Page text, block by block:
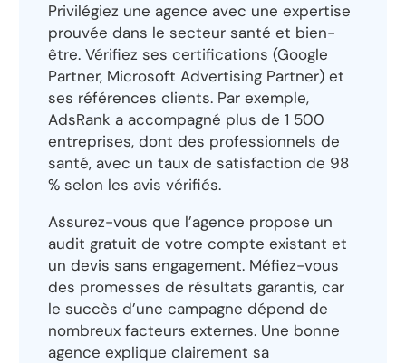
Privilégiez une agence avec une expertise
prouvée dans le secteur santé et bien-
être. Vérifiez ses certifications (Google
Partner, Microsoft Advertising Partner) et
ses références clients. Par exemple,
AdsRank a accompagné plus de 1 500
entreprises, dont des professionnels de
santé, avec un taux de satisfaction de 98
% selon les avis vérifiés.
Assurez-vous que l’agence propose un
audit gratuit de votre compte existant et
un devis sans engagement. Méfiez-vous
des promesses de résultats garantis, car
le succès d’une campagne dépend de
nombreux facteurs externes. Une bonne
agence explique clairement sa